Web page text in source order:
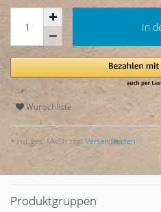
In
Wunschliste
* inkl. ges. MwSt. zzgl. Versandkosten
Produktgruppen